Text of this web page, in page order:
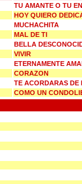
TU AMANTE O TU
HOY QUIERO
MUCHACHITA
MAL DE TI
BELLA
VIVIR
ETERNAMENTE
CORAZON
TE ACORDARAS DE
COMO UN